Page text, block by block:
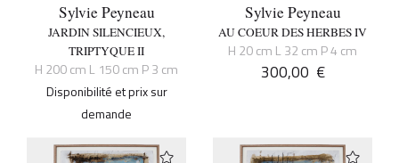
Sylvie Peyneau
JARDIN SILENCIEUX,
TRIPTYQUE II
H 200 cm L 150 cm P 3 cm
Disponibilité et prix sur
demande
Sylvie Peyneau
AU COEUR DES HERBES IV
H 20 cm L 32 cm P 4 cm
300,00 €